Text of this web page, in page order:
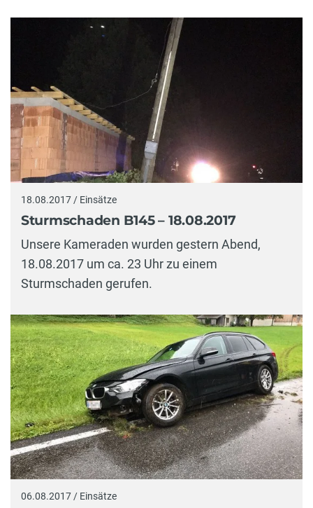
18.08.2017 / Einsätze
Sturmschaden B145 – 18.08.2017
Unsere Kameraden wurden gestern Abend,
18.08.2017 um ca. 23 Uhr zu einem
Sturmschaden gerufen.
06.08.2017 / Einsätze